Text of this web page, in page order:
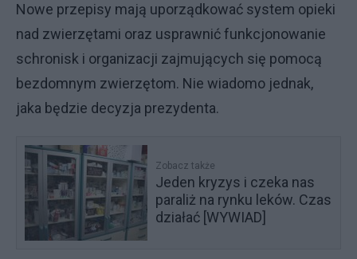
Nowe przepisy mają uporządkować system opieki
nad zwierzętami oraz usprawnić funkcjonowanie
schronisk i organizacji zajmujących się pomocą
bezdomnym zwierzętom. Nie wiadomo jednak,
jaka będzie decyzja prezydenta.
Zobacz także
Jeden kryzys i czeka nas
paraliż na rynku leków. Czas
działać [WYWIAD]